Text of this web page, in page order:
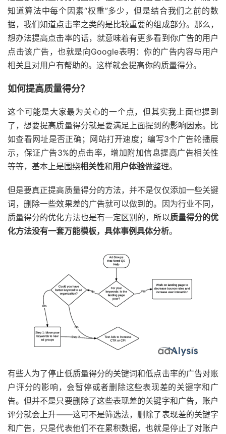
知道算法中每个因素“权重”多少，但是结合我们之前的数
据，我们知道点击率之类的是比较重要的组成部分。那么，
想办法提高点击率的话，就意味着有更多看到你广告的用户
点击该广告，也就是向Google表明：你的广告内容与用户
相关且对用户有帮助的。这样就会提高你的质量得分。
如何提高质量得分？
这个可能是大家最为关心的一个点，但其实我上面也提到
了，想要提高质量得分就是要满足上面提到的影响因素。比
如查看网址是否正确；网站打开速度；编写3个广告轮播展
示，保证广告3%的点击率，增加附加信息提高广告相关性
等等，基本上是围绕相关性和用户体验做整理。
但是要真正提高质量得分的方法，并不是仅仅添加一些关键
词，删除一些效果差的广告就可以做到的。因为行业不同，
质量得分的优化方法也是有一定区别的，所以质量得分的优
化方法没有一套万能模板，具体事例具体分析。
有些人为了停止低质量得分的关键词和低点击率的广告对账
户评分的影响，会暂停或者删除这些表现差的关键字和广
告。但并不是只要删除了这些表现差的关键字和广告，账户
评分就会上升——这可不是筛选法，删除了表现差的关键字
和广告，只是代表他们不在累积数据，也就是停止了对账户